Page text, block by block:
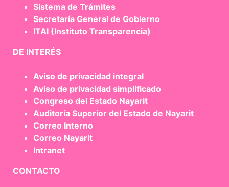
Sistema de Trámites
Secretaría General de Gobierno
ITAI (Instituto Transparencia)
DE INTERÉS
Aviso de privacidad integral
Aviso de privacidad simplificado
Congreso del Estado Nayarit
Auditoría Superior del Estado de Nayarit
Correo Interno
Correo Nayarit
Intranet
CONTACTO